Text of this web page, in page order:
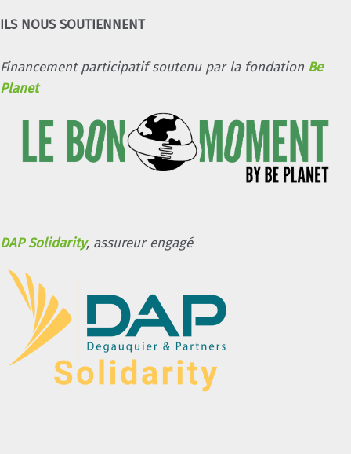
ILS NOUS SOUTIENNENT
Financement participatif soutenu par la fondation Be
Planet
DAP Solidarity, assureur engagé